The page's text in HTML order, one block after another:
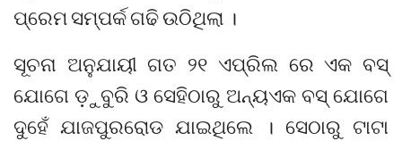
ପ୍ରେମ ସମ୍ପର୍କ ଗଢି ଉଠିଥିଲା ।
ସୂଚନା ଅନୁଯାୟୀ ଗତ ୨୧ ଏପ୍ରିଲ ରେ ଏକ ବସ୍
ଯୋଗେ ଡ଼ୁବୁରି ଓ ସେହିଠାରୁ ଅନ୍ୟଏକ ବସ୍ ଯୋଗେ
ଦୁହେଁ ଯାଜପୁରରୋଡ ଯାଇଥିଲେ । ସେଠାରୁ ଟାଟା